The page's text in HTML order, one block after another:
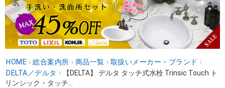
HOME › 総合案内所 › 商品一覧 › 取扱いメーカー・ブランド ›
DELTA／デルタ ›
【DELTA】 デルタ タッチ式水栓 Trinsic Touch ト
リンシック・タッチ...